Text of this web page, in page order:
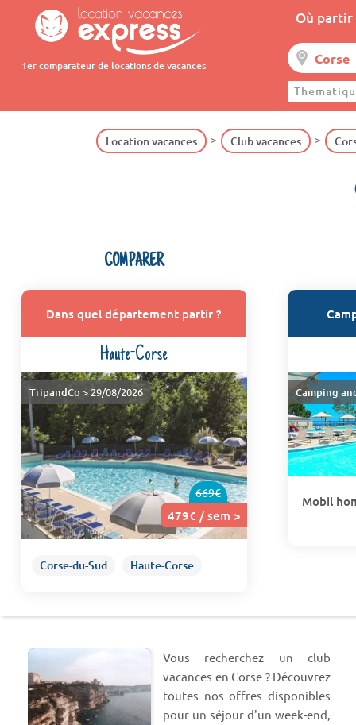
1er comparateur de locations de vacances
Où partir
Location vacances Club vacances
COMPARER
Dans quel département partir ?
Haute-Corse
669€
479€ / sem >
TripandCo > 29/08/2026
Corse-du-Sud Haute-Corse
Camping
Mobil
Vous recherchez un club
vacances en Corse ? Découvrez
toutes nos offres disponibles
pour un séjour d'un week-end,